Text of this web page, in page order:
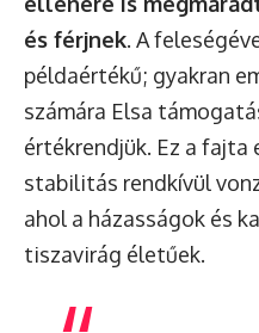
és férjnek. A
példaértékű; gyakran
számára Elsa
értékrendjük. Ez a
stabilitás rendkívül
ahol a házasságok és
tiszavirág életűek.